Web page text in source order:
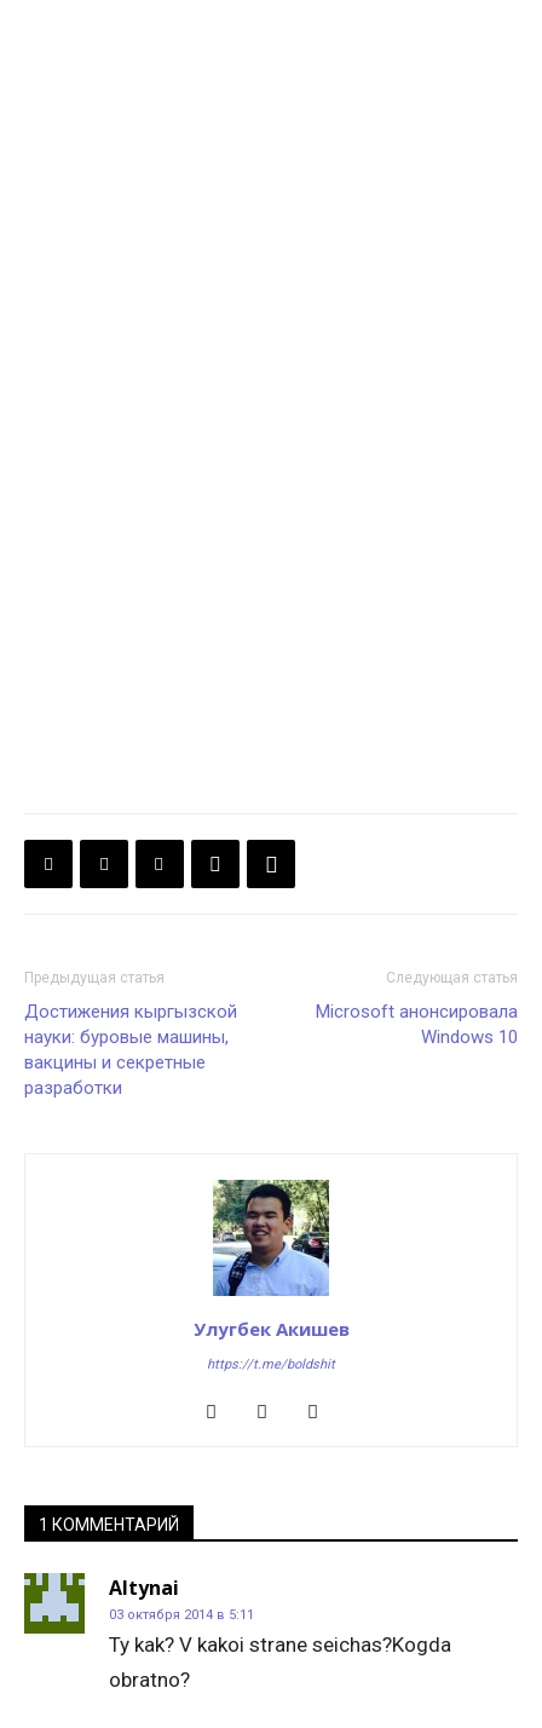
Предыдущая статья
Достижения кыргызской
науки: буровые машины,
вакцины и секретные
разработки
Следующая статья
Microsoft анонсировала
Windows 10
Улугбек Акишев
https://t.me/boldshit
1 КОММЕНТАРИЙ
Altynai
03 октября 2014 в 5:11
Ty kak? V kakoi strane seichas?Kogda
obratno?